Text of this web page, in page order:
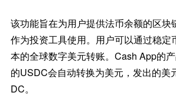
该功能旨在为用户提供法币余额的区块
作为投资工具使用。用户可以通过稳定
本的全球数字美元转账。Cash App的
的USDC会自动转换为美元，发出的美
DC。